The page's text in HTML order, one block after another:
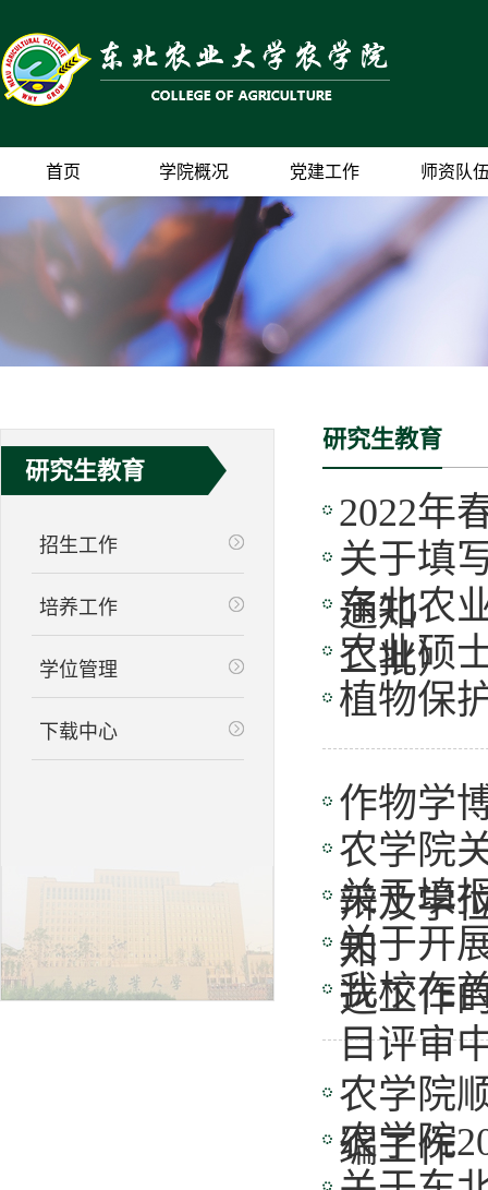
首页 学院概况 党建工作 师资队
研究生教育
招生工作
培养工作
学位管理
下载中心
研究生教育
2022年
关于填
通知
东北农
二批）
农业硕
植物保
作物学
农学院
辩及学
关于填
知
关于开
选工作
我校在
目评审
农学院
编工作
农学院